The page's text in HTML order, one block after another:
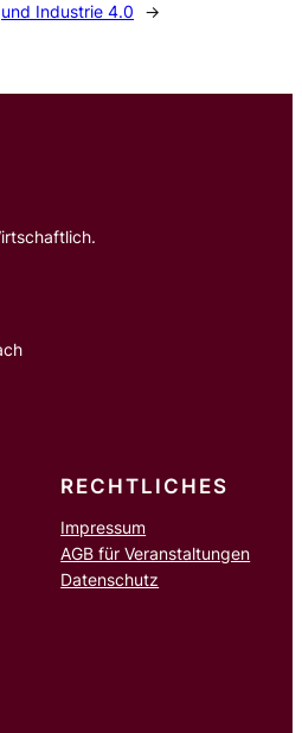
und Industrie 4.0
→
RECHTLICHES
Impressum
AGB für Veranstaltungen
Datenschutz